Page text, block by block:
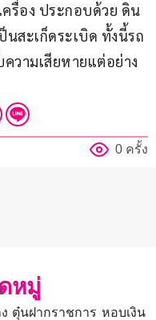
ครื่อง ประกอบด้วย ดิน
สะเก็ดระเบิด ทั้งนี้รถ
วามเสียหายแต่อย่าง
0 ครั้ง
หมู่
ตุ๋นฝากราชการ หอบเงิน